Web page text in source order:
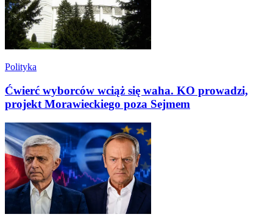
Polityka
Ćwierć wyborców wciąż się waha. KO prowadzi,
projekt Morawieckiego poza Sejmem